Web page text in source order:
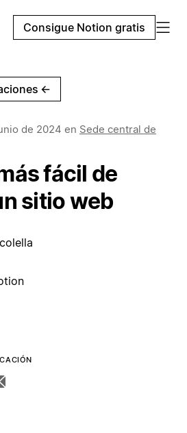
Consigue Notion gratis
←
de 2024 en Sede central de
fácil de
sitio web